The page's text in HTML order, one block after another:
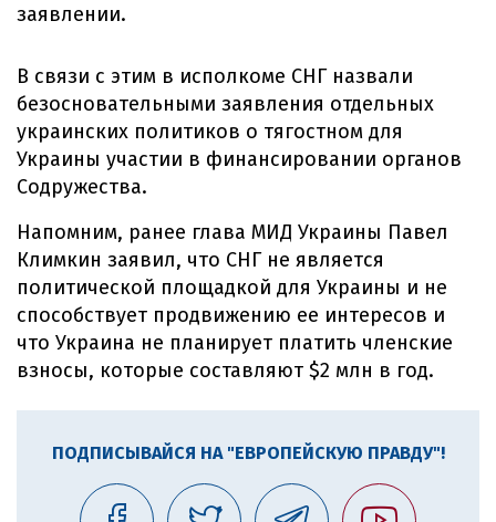
заявлении.
В связи с этим в исполкоме СНГ назвали
безосновательными заявления отдельных
украинских политиков о тягостном для
Украины участии в финансировании органов
Содружества.
Напомним, ранее глава МИД Украины Павел
Климкин заявил, что СНГ не является
политической площадкой для Украины и не
способствует продвижению ее интересов и
что Украина не планирует платить членские
взносы, которые составляют $2 млн в год.
ПОДПИСЫВАЙСЯ НА "ЕВРОПЕЙСКУЮ ПРАВДУ"!